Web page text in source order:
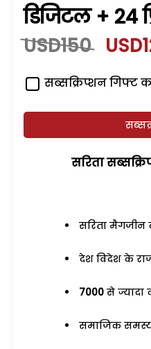
डिजिटल + 24
USD150
सब्सक्रिप्शन गिफ्ट
सरिता
सरिता मैगजीन
देश विदेश के
7000 से ज्यादा
समाजिक